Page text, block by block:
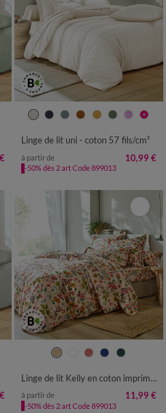
Linge de lit uni - coton 57 fils/cm²
à partir de 10,99 €
-50% dès 2 art Code 899013
Linge de lit Kelly en coton imprimé floral
à partir de 11,99 €
-50% dès 2 art Code 899013